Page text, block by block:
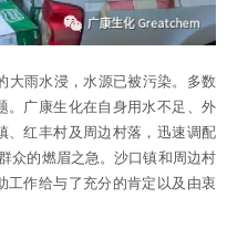
大雨水浸，水源已被污染。多数
。广康生化在自身用水不足、外
、红丰村及周边村落，迅速调配
众的燃眉之急。沙口镇和周边村
工作给与了充分的肯定以及由衷